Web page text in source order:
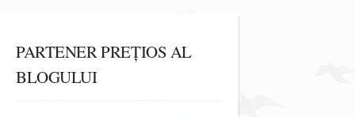
PARTENER PREȚIOS AL
BLOGULUI